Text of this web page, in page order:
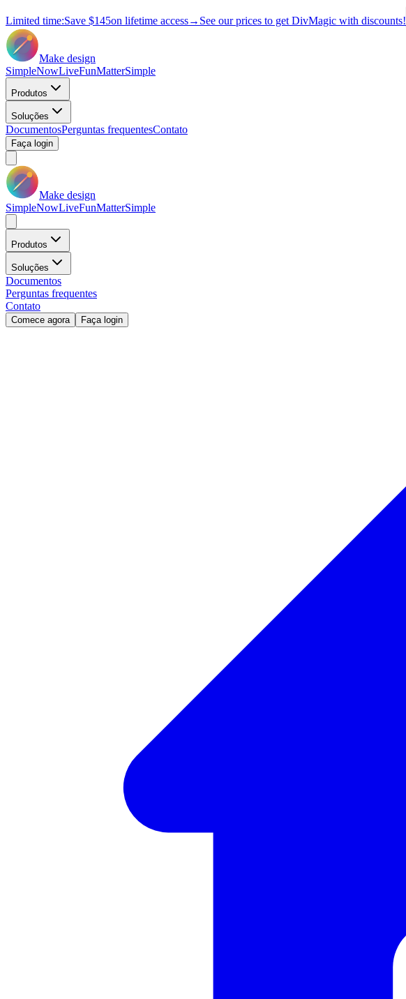
Limited time:Save $145on lifetime access→ See our prices to get DivMagic with discounts!
Make design
SimpleNowLiveFunMatterSimple
Produtos
Soluções
DocumentosPerguntas frequentesContato
Faça login
Make design
SimpleNowLiveFunMatterSimple
Produtos
Soluções
Documentos
Perguntas frequentes
Contato
Comece agora Faça login